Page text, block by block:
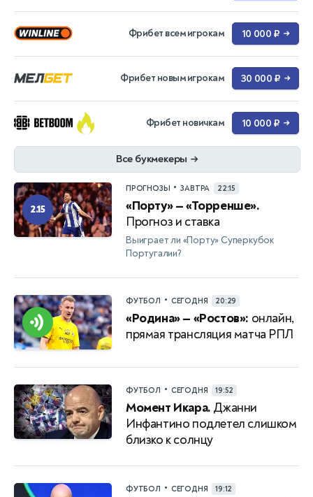
Фрибет всем игрокам 10 000 ₽ →
Фрибет новым игрокам 30 000 ₽ →
Фрибет новичкам 10 000 ₽ →
Все букмекеры →
2.15
ПРОГНОЗЫ • ЗАВТРА 22:15
«Порту» — «Торренше».
Прогноз и ставка
Выиграет ли «Порту» Суперкубок
Португалии?
ФУТБОЛ • СЕГОДНЯ 20:29
«Родина» — «Ростов»: онлайн,
прямая трансляция матча РПЛ
ФУТБОЛ • СЕГОДНЯ 19:52
Момент Икара. Джанни
Инфантино подлетел слишком
близко к солнцу
ФУТБОЛ • СЕГОДНЯ 19:12